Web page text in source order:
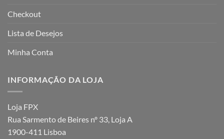
Checkout
Lista de Desejos
Minha Conta
INFORMAÇÃO DA LOJA
Loja FPX
Rua Sarmento de Beires nº 33, Loja A
1900-411 Lisboa